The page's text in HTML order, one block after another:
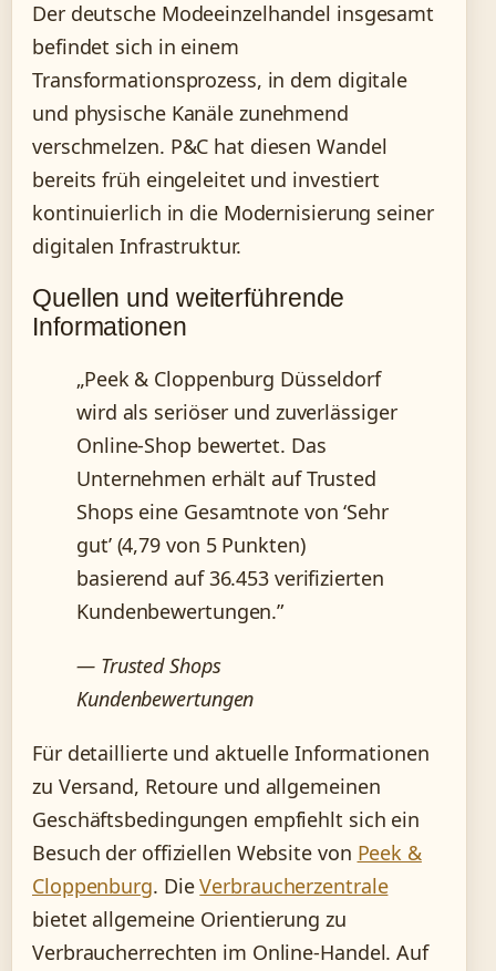
Der deutsche Modeeinzelhandel insgesamt
befindet sich in einem
Transformationsprozess, in dem digitale
und physische Kanäle zunehmend
verschmelzen. P&C hat diesen Wandel
bereits früh eingeleitet und investiert
kontinuierlich in die Modernisierung seiner
digitalen Infrastruktur.
Quellen und weiterführende
Informationen
„Peek & Cloppenburg Düsseldorf
wird als seriöser und zuverlässiger
Online-Shop bewertet. Das
Unternehmen erhält auf Trusted
Shops eine Gesamtnote von ‘Sehr
gut’ (4,79 von 5 Punkten)
basierend auf 36.453 verifizierten
Kundenbewertungen.”
— Trusted Shops
Kundenbewertungen
Für detaillierte und aktuelle Informationen
zu Versand, Retoure und allgemeinen
Geschäftsbedingungen empfiehlt sich ein
Besuch der offiziellen Website von Peek &
Cloppenburg. DieVerbraucherzentrale
bietet allgemeine Orientierung zu
Verbraucherrechten im Online-Handel. Auf